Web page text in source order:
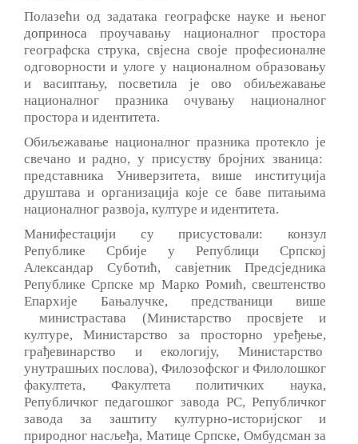
Полазећи од задатака географске науке и њеног
доприноса
проучавању националног простора
географска струка, свјесна своје професионалне
одговорности и улоге у националном образовању
и васиптању, посветила је ово обиљежавање
националног празника очувању националног
простора и идентитета.
Обиљежавање националног празника протекло је
свечано и радно, у присуству бројних званица:
представника Универзитета, више институција
друштава и организација које се баве питањима
националног развоја, културе и идентитета.
Манифестацији су присустовали: конзул
Републике Србије у Републици Српској
Александар Суботић, савјетник Предсједника
Републике Српске мр Марко Ромић, свештенство
Епархије Бањалучке, предстваници више
министрастава (Министарство просвјете и
културе, Министарство за просторно уређење,
грађевинарство и екологију, Министарство
унутрашњих послова), Филозофског и Филолошког
факултета, Факултета политичких наука,
Републичког педагошког завода РС, Републичког
завода за заштиту културно-историјског и
природног насљеђа, Матице Српске, Омбудсман за